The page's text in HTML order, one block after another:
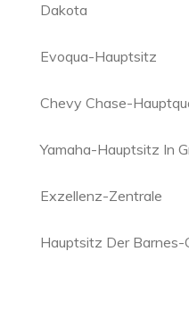
Dakota
Evoqua-Hauptsitz
Chevy Chase-
Yamaha-Hauptsitz In
Exzellenz-Zentrale
Hauptsitz Der Barnes-